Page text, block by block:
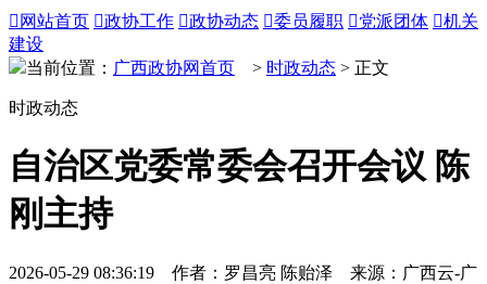
 网站首页 政协工作 政协动态 委员履职 党派团体 机关
建设
当前位置： 广西政协网首页 > 时政动态 > 正文
时政动态
自治区党委常委会召开会议 陈
刚主持
2026-05-29 08:36:19 作者：罗昌亮 陈贻泽 来源：广西云-广